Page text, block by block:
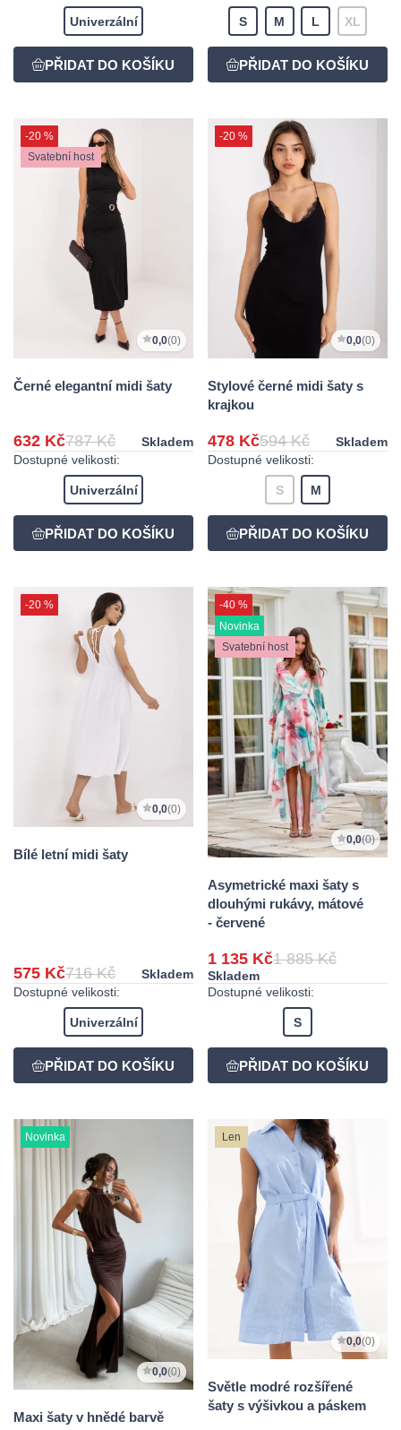
Univerzální S M L XL
-20 %
Svatební host
0,0(0)
Černé elegantní midi šaty
632 Kč787 Kč
Skladem
Dostupné velikosti:
Univerzální
-20 %
0,0(0)
Stylové černé midi šaty s
krajkou
478 Kč594 Kč
Skladem
Dostupné velikosti:
S M
-20 %
0,0(0)
Bílé letní midi šaty
575 Kč716 Kč
Skladem
Dostupné velikosti:
Univerzální
-40 %
Novinka
Svatební host
0,0(0)
Asymetrické maxi šaty s
dlouhými rukávy, mátové
- červené
1 135 Kč1 885 Kč
Skladem
Dostupné velikosti:
S
Novinka
0,0(0)
Maxi šaty v hnědé barvě
Len
0,0(0)
Světle modré rozšířené
šaty s výšivkou a páskem